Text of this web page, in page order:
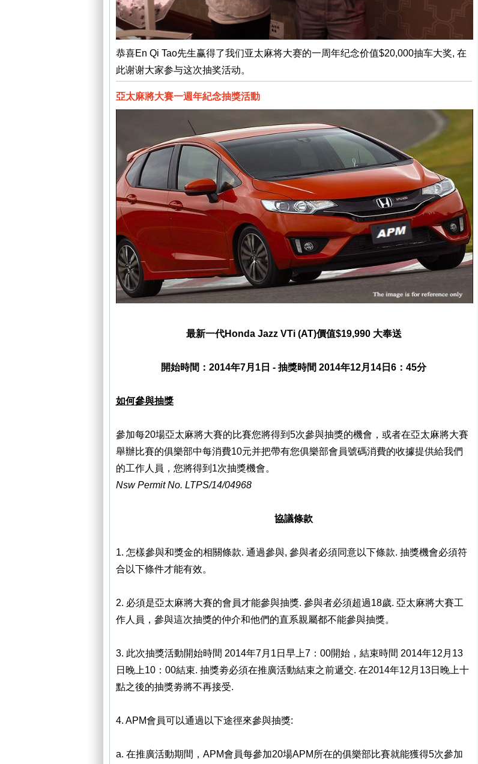
恭喜En Qi Tao先生赢得了我们亚太麻将大赛的一周年纪念价值$20,000抽车大奖, 在
此谢谢大家参与这次抽奖活动。
亞太麻將大賽一週年紀念抽獎活動
最新一代Honda Jazz VTi (AT)價值$19,990 大奉送
開始時間：2014年7月1日 - 抽獎時間 2014年12月14日6：45分
如何參與抽獎
參加每20場亞太麻將大賽的比賽您將得到5次參與抽獎的機會，或者在亞太麻將大賽
舉辦比賽的俱樂部中每消費10元并把帶有您俱樂部會員號碼消費的收據提供給我們
的工作人員，您將得到1次抽獎機會。
Nsw Permit No. LTPS/14/04968
協議條款
1. 怎樣參與和獎金的相關條款. 通過參與, 參與者必須同意以下條款. 抽獎機會必須符
合以下條件才能有效。
2. 必須是亞太麻將大賽的會員才能參與抽獎. 參與者必須超過18歲. 亞太麻將大賽工
作人員，參與這次抽獎的仲介和他們的直系親屬都不能參與抽獎。
3. 此次抽獎活動開始時間 2014年7月1日早上7：00開始，結束時間 2014年12月13
日晚上10：00結束. 抽獎劵必須在推廣活動結束之前遞交. 在2014年12月13日晚上十
點之後的抽獎劵將不再接受.
4. APM會員可以通過以下途徑來參與抽獎:
a. 在推廣活動期間，APM會員每參加20場APM所在的俱樂部比賽就能獲得5次參加